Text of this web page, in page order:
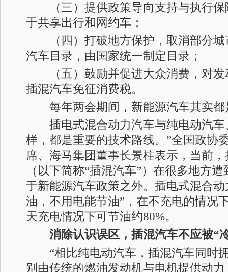
（三）提供政策导向支持与执行保
于共享出行和网约车；
（四）打破地方保护，取消部分城
汽车目录，由国家统一制定目录；
（五）鼓励并促进大众消费，对发
插混汽车免征消费税。
每年两会期间，新能源汽车其实都
插电式混合动力汽车与纯电动汽车
样，都是重要的技术路线。”全国政协
席、海马集团董事长景柱表示，当前
（以下简称“插混汽车”）在很多地方
于新能源汽车政策之外。插电式混合
油，不用电能节油”，在不充电的情况
天充电情况下可节油约80%。
消除认识误区，插混汽车不应被“
“相比纯电动汽车，插混汽车同时拥
别由传统的燃油发动机与电机提供动